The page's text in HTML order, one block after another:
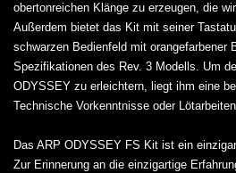
obertonreichen Klänge zu erzeugen, die
Außerdem bietet das Kit mit seiner
schwarzen Bedienfeld mit orangefarbener
Spezifikationen des Rev. 3 Modells. Um
ODYSSEY zu erleichtern, liegt ihm eine
Technische Vorkenntnisse oder
Das ARP ODYSSEY FS Kit ist ein
Zur Erinnerung an die einzigartige